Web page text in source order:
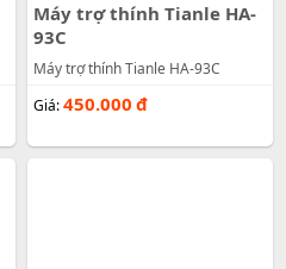
Máy trợ thính Tianle HA-
93C
Máy trợ thính Tianle HA-93C
Giá:450.000 đ